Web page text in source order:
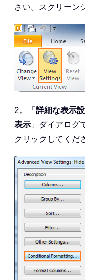
さい。スクリーン
2。「詳細な表示
表示 」ダイアログ
クリックしてくだ